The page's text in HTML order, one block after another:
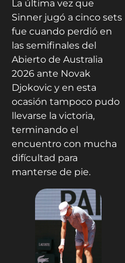
La última vez que
Sinner jugó a cinco sets
fue cuando perdió en
las semifinales del
Abierto de Australia
2026 ante Novak
Djokovic y en esta
ocasión tampoco pudo
llevarse la victoria,
terminando el
encuentro con mucha
difícultad para
manterse de pie.